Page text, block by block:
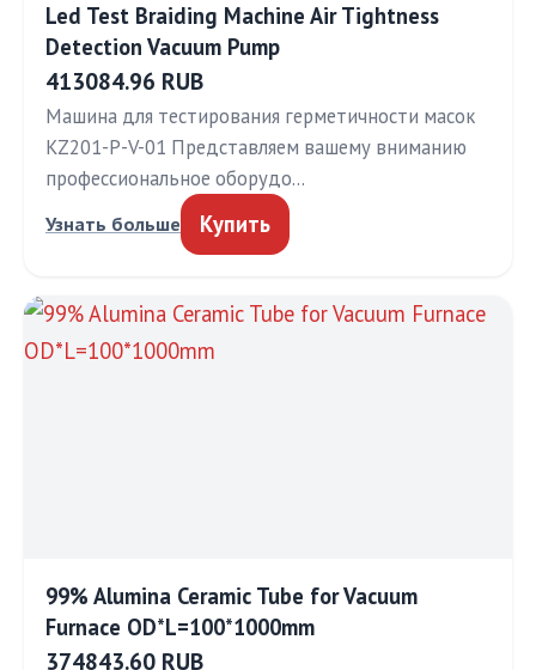
Led Test Braiding Machine Air Tightness
Detection Vacuum Pump
413084.96 RUB
Машина для тестирования герметичности масок
KZ201-P-V-01 Представляем вашему вниманию
профессиональное оборудо…
Узнать больше Купить
99% Alumina Ceramic Tube for Vacuum
Furnace OD*L=100*1000mm
374843.60 RUB